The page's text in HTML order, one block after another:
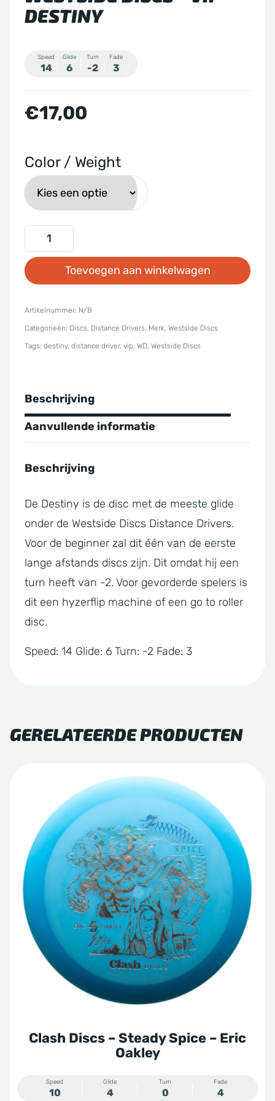
DESTINY
Speed
14
Glide
6
Turn
-2
Fade
3
€17,00
Color / Weight
Westside
Discs
-
Destiny
aantal
Toevoegen aan winkelwagen
Artikelnummer: N/B
Categorieën: Discs, Distance Drivers, Merk, Westside Discs
Tags: destiny, distance driver, vip, WD, Westside Discs
Beschrijving
Aanvullende informatie
Beschrijving
De Destiny is de disc met de meeste glide
onder de Westside Discs Distance Drivers.
Voor de beginner zal dit één van de eerste
lange afstands discs zijn. Dit omdat hij een
turn heeft van -2. Voor gevorderde spelers is
dit een hyzerflip machine of een go to roller
disc.
Speed: 14 Glide: 6 Turn: -2 Fade: 3
GERELATEERDE PRODUCTEN
Clash Discs – Steady Spice – Eric
Oakley
Speed
10
Glide
4
Turn
0
Fade
4
meerdere
variaties.
Deze
optie
kan
gekozen
worden